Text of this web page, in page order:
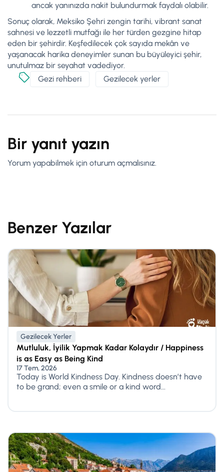
ancak yanınızda nakit bulundurmak faydalı olabilir.
Sonuç olarak, Meksiko Şehri zengin tarihi, vibrant sanat
sahnesi ve lezzetli mutfağı ile her türden gezgine hitap
eden bir şehirdir. Keşfedilecek çok sayıda mekân ve
yaşanacak harika deneyimler sunan bu büyüleyici şehir,
unutulmaz bir seyahat vadediyor.
Gezi rehberi
Gezilecek yerler
Bir yanıt yazın
Yorum yapabilmek için oturum açmalısınız.
Benzer Yazılar
Gezilecek Yerler
Mutluluk, İyilik Yapmak Kadar Kolaydır / Happiness
is as Easy as Being Kind
17 Tem, 2026
Today is World Kindness Day. Kindness doesn’t have
to be grand; even a smile or a kind word...